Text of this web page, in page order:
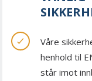
Våre
henhold til
står imot